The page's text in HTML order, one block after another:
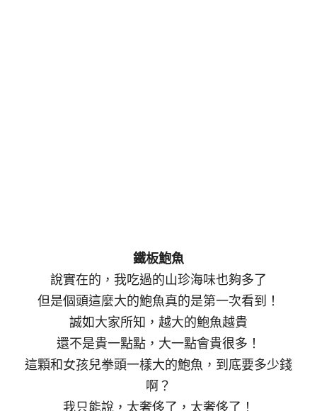
鐵板鮑魚
說實在的，我吃過的山珍海味也夠多了
但是個頭這麼大的鮑魚真的是第一次看到！
誠如大家所知，越大的鮑魚越貴
還不是貴一點點，大一點會貴很多！
這顆和女孩兒拳頭一樣大的鮑魚，到底要多少錢
啊？
我只能說，太奢侈了，太奢侈了！